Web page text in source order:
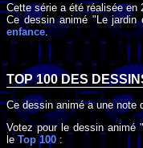
Cette série a été réalisée en
Ce dessin animé "Le
enfance.
TOP 100 DES
Ce dessin animé a une note
Votez pour le dessin animé
le Top 100 :